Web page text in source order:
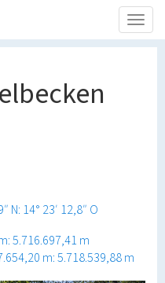
N: 14° 23′ 12,8″ O
5.716.697,41 m
m: 5.718.539,88 m